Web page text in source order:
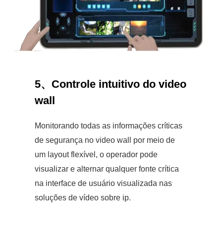
5、Controle intuitivo do video
wall
Monitorando todas as informações críticas
de segurança no video wall por meio de
um layout flexível, o operador pode
visualizar e alternar qualquer fonte crítica
na interface de usuário visualizada nas
soluções de vídeo sobre ip.